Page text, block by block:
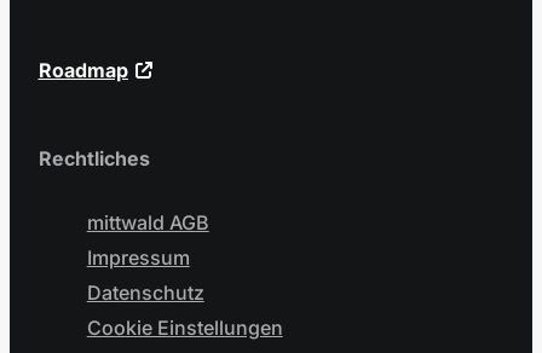
Roadmap
Rechtliches
mittwald AGB
Impressum
Datenschutz
Cookie Einstellungen